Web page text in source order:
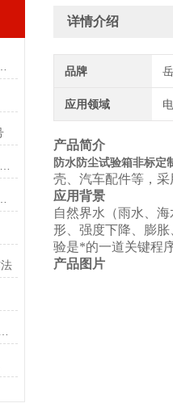
呢？
设置试验箱
详情介绍
品牌
应用领域
产品简介
防水防尘试验箱非标定
壳、汽车配件等，
应用背景
自然界水（雨水、
形、强度下降、膨
验是*的一道关键程
产品图片